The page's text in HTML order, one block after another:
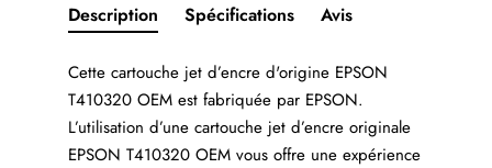
Description Spécifications Avis
Cette cartouche jet d’encre d'origine EPSON
T410320 OEM est fabriquée par EPSON.
L’utilisation d’une cartouche jet d’encre originale
EPSON T410320 OEM vous offre une expérience